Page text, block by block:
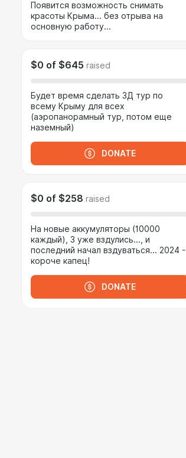
Появится возможность снимать
красоты Крыма... без отрыва на
основную работу...
$0 of $645 raised
Будет время сделать 3Д тур по
всему Крыму для всех
(аэропанорамный тур, потом еще
наземный)
DONATE
$0 of $258 raised
На новые аккумуляторы (10000
каждый), 3 уже вздулись..., и
последний начал вздуваться... 2024 -
короче капец!
DONATE